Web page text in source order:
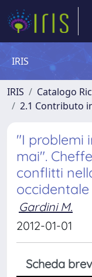
IRIS
IRIS Catalogo
2.1 Contributo
"I problemi
mai".
conflitti
occidentale
Gardini M.
2012-01-01
Scheda